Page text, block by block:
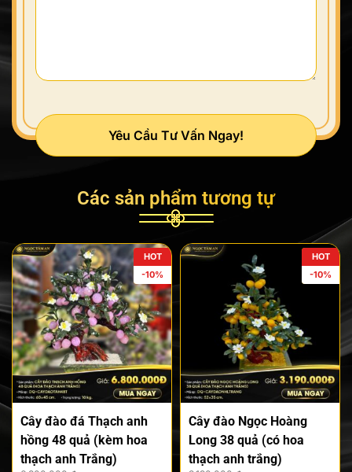
Yêu Cầu Tư Vấn Ngay!
Các sản phẩm tương tự
HOT
-10%
Cây đào đá Thạch anh
hồng 48 quả (kèm hoa
thạch anh Trắng)
HOT
-10%
Cây đào Ngọc Hoàng
Long 38 quả (có hoa
thạch anh trắng)